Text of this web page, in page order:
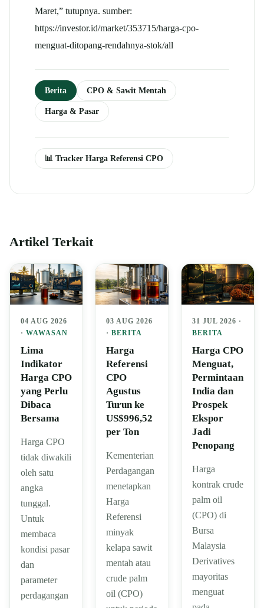
Maret,” tutupnya. sumber:
https://investor.id/market/353715/harga-cpo-
menguat-ditopang-rendahnya-stok/all
Berita CPO & Sawit Mentah
Harga & Pasar
📊 Tracker Harga Referensi CPO
Artikel Terkait
04 AUG 2026
· WAWASAN
Lima
Indikator
Harga CPO
yang Perlu
Dibaca
Bersama
Harga CPO
tidak diwakili
oleh satu
angka
tunggal.
Untuk
membaca
kondisi pasar
dan
parameter
perdagangan
03 AUG 2026
·BERITA
Harga
Referensi
CPO
Agustus
Turun ke
US$996,52
per Ton
Kementerian
Perdagangan
menetapkan
Harga
Referensi
minyak
kelapa sawit
mentah atau
crude palm
oil (CPO)
31 JUL 2026 ·
BERITA
Harga CPO
Menguat,
Permintaan
India dan
Prospek
Ekspor
Jadi
Penopang
Harga
kontrak crude
palm oil
(CPO) di
Bursa
Malaysia
Derivatives
mayoritas
menguat